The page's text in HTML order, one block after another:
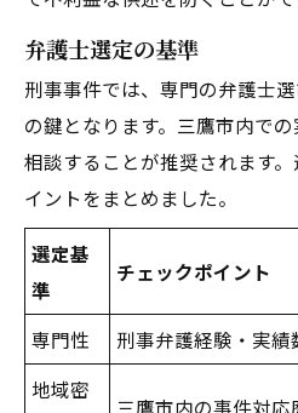
弁護士選定の基準
刑事事件では、専門の弁護士
の鍵となります。三鷹市内で
相談することが推奨されます
イントをまとめました。
選定基
準
チェックポイント
専門性 刑事弁護経験・実績
地域密
三鷹市内の事件対応